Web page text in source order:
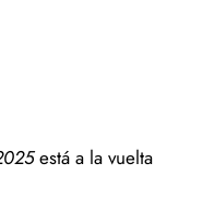
está a la vuelta